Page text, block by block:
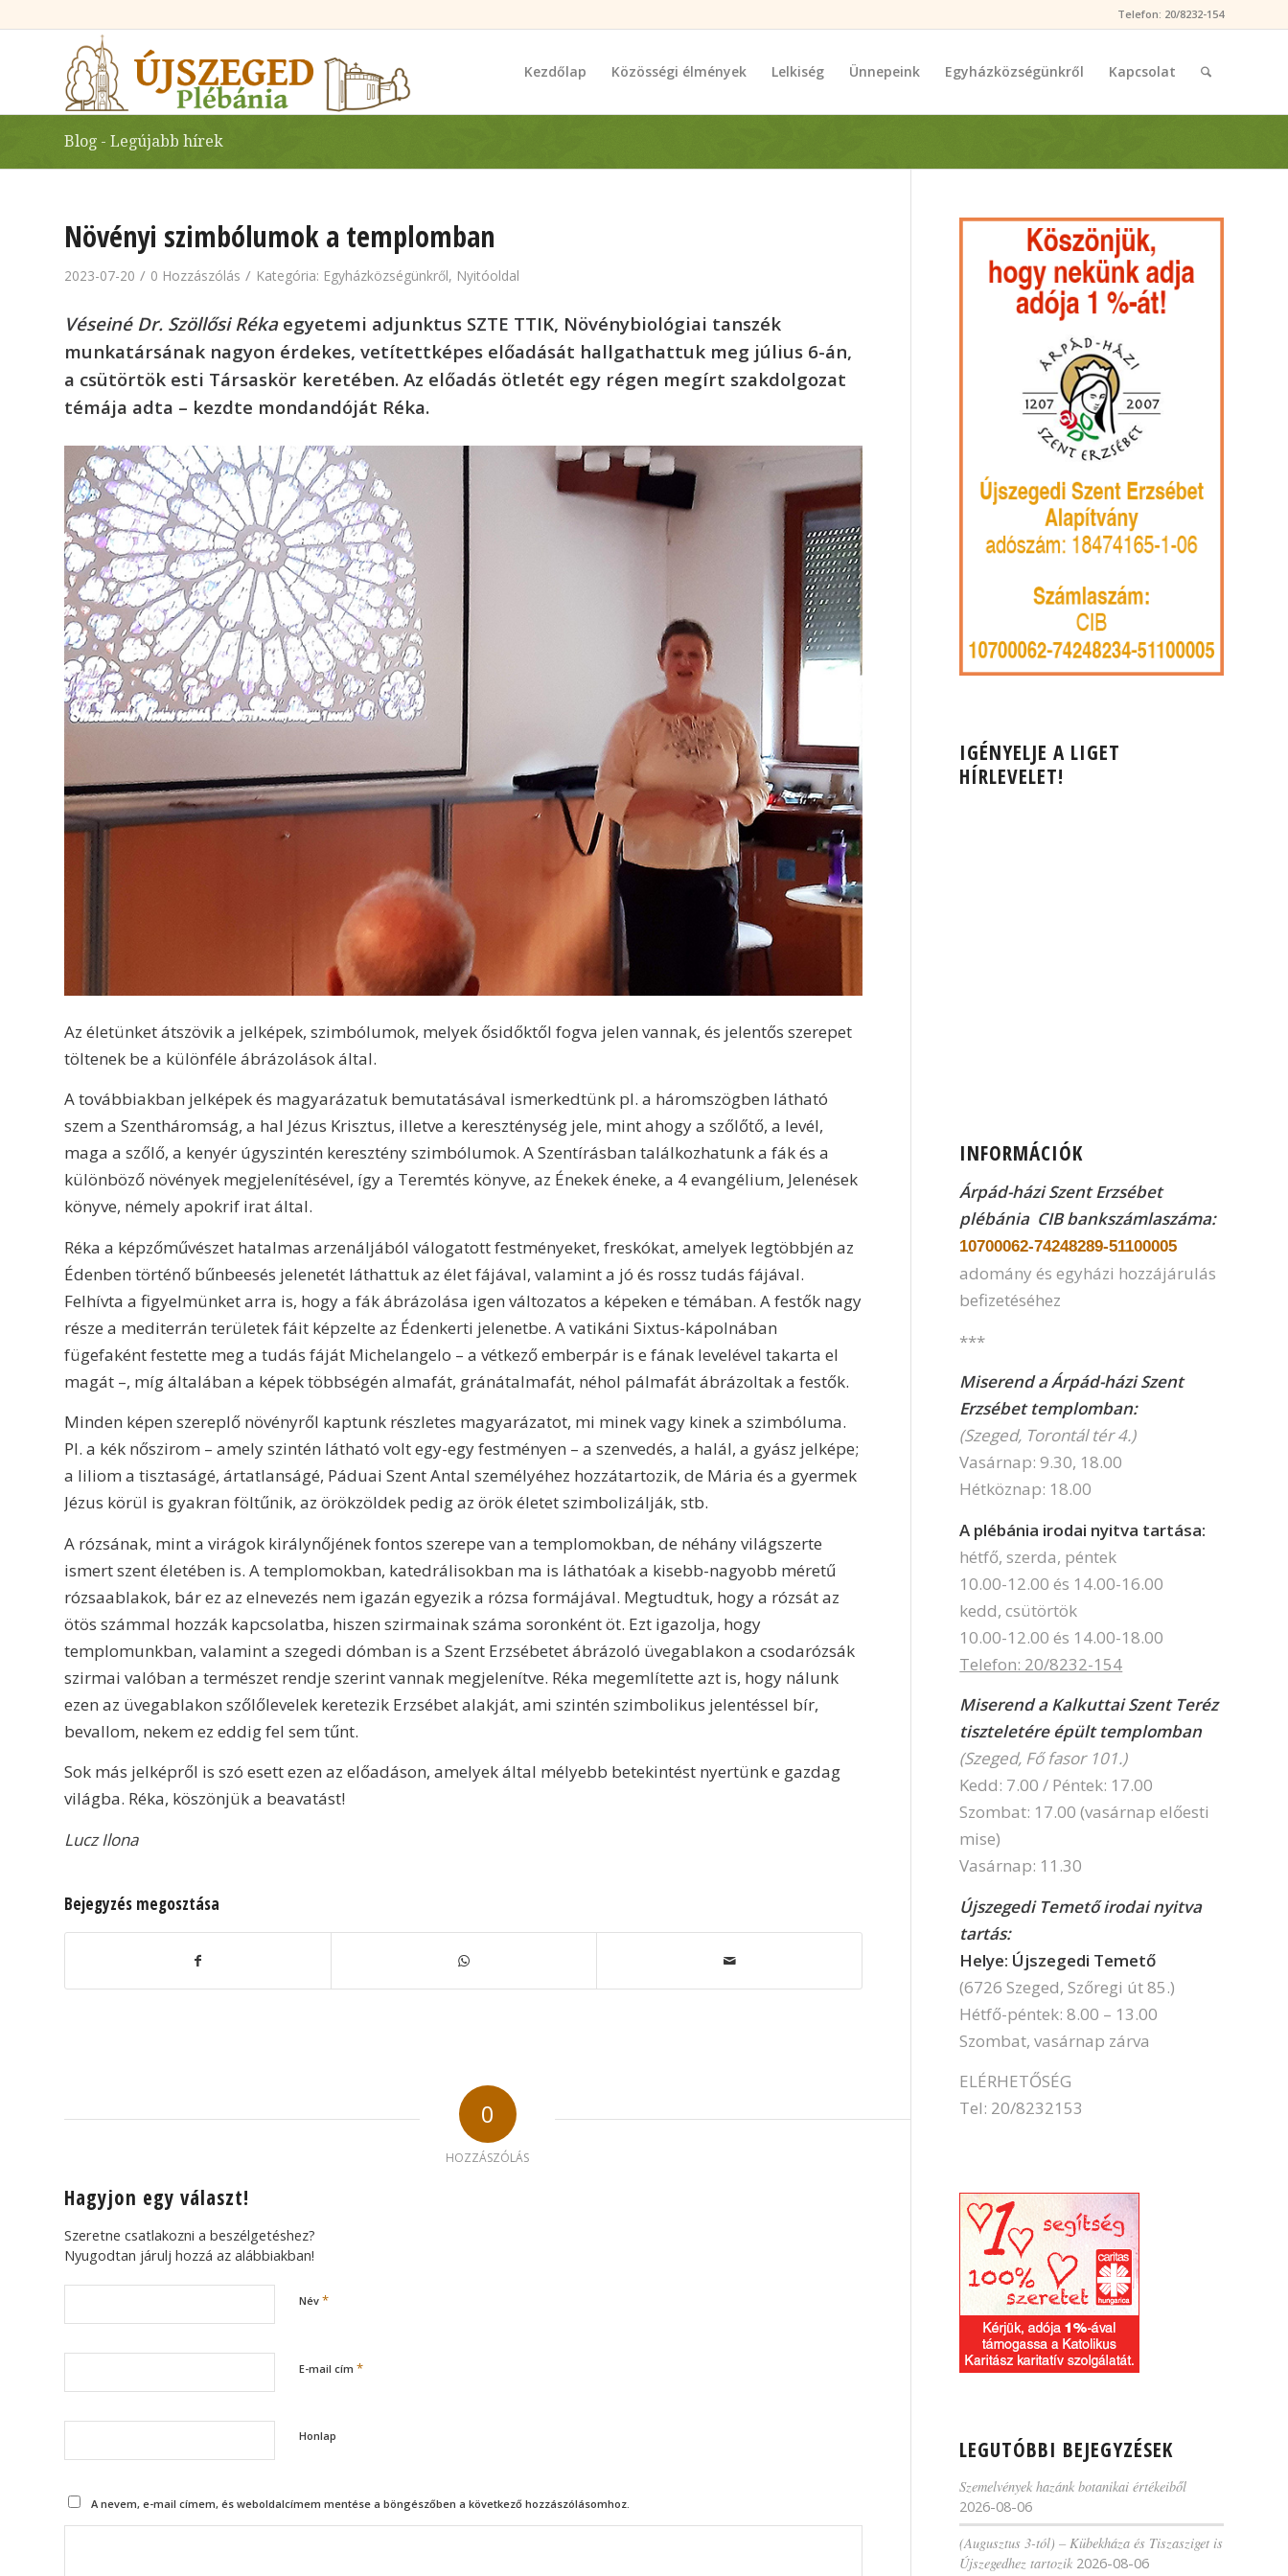
Telefon: 20/8232-154
Kezdőlap Közösségi élmények Lelkiség Ünnepeink Egyházközségünkről Kapcsolat
Blog - Legújabb hírek
Növényi szimbólumok a templomban
2023-07-20 / 0 Hozzászólás / Kategória: Egyházközségünkről, Nyitóoldal
Véseiné Dr. Szöllősi Rékaegyetemi adjunktus SZTE TTIK, Növénybiológiai tanszék
munkatársának nagyon érdekes, vetítettképes előadását hallgathattuk meg július 6-án,
a csütörtök esti Társaskör keretében. Az előadás ötletét egy régen megírt szakdolgozat
témája adta – kezdte mondandóját Réka.
Az életünket átszövik a jelképek, szimbólumok, melyek ősidőktől fogva jelen vannak, és jelentős szerepet
töltenek be a különféle ábrázolások által.
A továbbiakban jelképek és magyarázatuk bemutatásával ismerkedtünk pl. a háromszögben látható
szem a Szentháromság, a hal Jézus Krisztus, illetve a kereszténység jele, mint ahogy a szőlőtő, a levél,
maga a szőlő, a kenyér úgyszintén keresztény szimbólumok. A Szentírásban találkozhatunk a fák és a
különböző növények megjelenítésével, így a Teremtés könyve, az Énekek éneke, a 4 evangélium, Jelenések
könyve, némely apokrif irat által.
Réka a képzőművészet hatalmas arzenáljából válogatott festményeket, freskókat, amelyek legtöbbjén az
Édenben történő bűnbeesés jelenetét láthattuk az élet fájával, valamint a jó és rossz tudás fájával.
Felhívta a figyelmünket arra is, hogy a fák ábrázolása igen változatos a képeken e témában. A festők nagy
része a mediterrán területek fáit képzelte az Édenkerti jelenetbe. A vatikáni Sixtus-kápolnában
fügefaként festette meg a tudás fáját Michelangelo – a vétkező emberpár is e fának levelével takarta el
magát –, míg általában a képek többségén almafát, gránátalmafát, néhol pálmafát ábrázoltak a festők.
Minden képen szereplő növényről kaptunk részletes magyarázatot, mi minek vagy kinek a szimbóluma.
Pl. a kék nőszirom – amely szintén látható volt egy-egy festményen – a szenvedés, a halál, a gyász jelképe;
a liliom a tisztaságé, ártatlanságé, Páduai Szent Antal személyéhez hozzátartozik, de Mária és a gyermek
Jézus körül is gyakran föltűnik, az örökzöldek pedig az örök életet szimbolizálják, stb.
A rózsának, mint a virágok királynőjének fontos szerepe van a templomokban, de néhány világszerte
ismert szent életében is. A templomokban, katedrálisokban ma is láthatóak a kisebb-nagyobb méretű
rózsaablakok, bár ez az elnevezés nem igazán egyezik a rózsa formájával. Megtudtuk, hogy a rózsát az
ötös számmal hozzák kapcsolatba, hiszen szirmainak száma soronként öt. Ezt igazolja, hogy
templomunkban, valamint a szegedi dómban is a Szent Erzsébetet ábrázoló üvegablakon a csodarózsák
szirmai valóban a természet rendje szerint vannak megjelenítve. Réka megemlítette azt is, hogy nálunk
ezen az üvegablakon szőlőlevelek keretezik Erzsébet alakját, ami szintén szimbolikus jelentéssel bír,
bevallom, nekem ez eddig fel sem tűnt.
Sok más jelképről is szó esett ezen az előadáson, amelyek által mélyebb betekintést nyertünk e gazdag
világba. Réka, köszönjük a beavatást!
Lucz Ilona
Bejegyzés megosztása
0
HOZZÁSZÓLÁS
Hagyjon egy választ!
Szeretne csatlakozni a beszélgetéshez?
Nyugodtan járulj hozzá az alábbiakban!
Név *
E-mail cím *
Honlap
A nevem, e-mail címem, és weboldalcímem mentése a böngészőben a következő hozzászólásomhoz.
IGÉNYELJE A LIGET
HÍRLEVELET!
INFORMÁCIÓK
Árpád-házi Szent Erzsébet
plébánia CIBbankszámlaszáma:
10700062-74248289-51100005
adomány és egyházi hozzájárulás
befizetéséhez
***
Miserend a Árpád-házi Szent
Erzsébet templomban:
(Szeged, Torontál tér 4.)
Vasárnap: 9.30, 18.00
Hétköznap: 18.00
A plébánia irodai nyitva tartása:
hétfő, szerda, péntek
10.00-12.00 és 14.00-16.00
kedd, csütörtök
10.00-12.00 és 14.00-18.00
Telefon: 20/8232-154
Miserend a Kalkuttai Szent Teréz
tiszteletére épült templomban
(Szeged, Fő fasor 101.)
Kedd: 7.00 / Péntek: 17.00
Szombat: 17.00 (vasárnap előesti
mise)
Vasárnap: 11.30
Újszegedi Temető irodai nyitva
tartás:
Helye: Újszegedi Temető
(6726 Szeged, Szőregi út 85.)
Hétfő-péntek: 8.00 – 13.00
Szombat, vasárnap zárva
ELÉRHETŐSÉG
Tel: 20/8232153
LEGUTÓBBI BEJEGYZÉSEK
Szemelvények hazánk botanikai értékeiből
2026-08-06
(Augusztus 3-tól) – Kübekháza és Tiszasziget is
Újszegedhez tartozik 2026-08-06